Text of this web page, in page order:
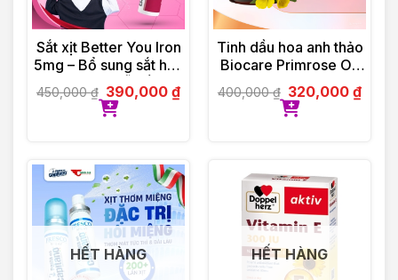
Sắt xịt Better You Iron
5mg – Bổ sung sắt hữu
cơ dạng xịt, dễ hấp thu
450,000₫ 390,000₫
Tinh dầu hoa anh thảo
Biocare Primrose Oil
(30 viên)
400,000₫ 320,000₫
HẾT HÀNG HẾT HÀNG